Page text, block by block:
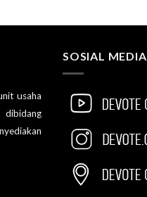
usaha
dibidang
SOSIAL MEDIA